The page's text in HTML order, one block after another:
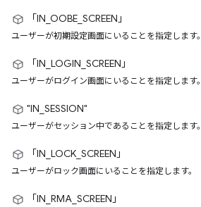
「IN_OOBE_SCREEN」
ユーザーが初期設定画面にいることを指定します。
「IN_LOGIN_SCREEN」
ユーザーがログイン画面にいることを指定します。
"IN_SESSION"
ユーザーがセッション中であることを指定します。
「IN_LOCK_SCREEN」
ユーザーがロック画面にいることを指定します。
「IN_RMA_SCREEN」